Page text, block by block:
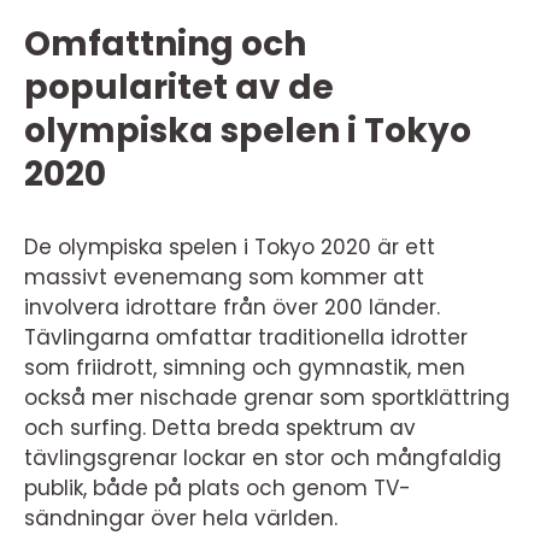
Omfattning och
popularitet av de
olympiska spelen i Tokyo
2020
De olympiska spelen i Tokyo 2020 är ett
massivt evenemang som kommer att
involvera idrottare från över 200 länder.
Tävlingarna omfattar traditionella idrotter
som friidrott, simning och gymnastik, men
också mer nischade grenar som sportklättring
och surfing. Detta breda spektrum av
tävlingsgrenar lockar en stor och mångfaldig
publik, både på plats och genom TV-
sändningar över hela världen.